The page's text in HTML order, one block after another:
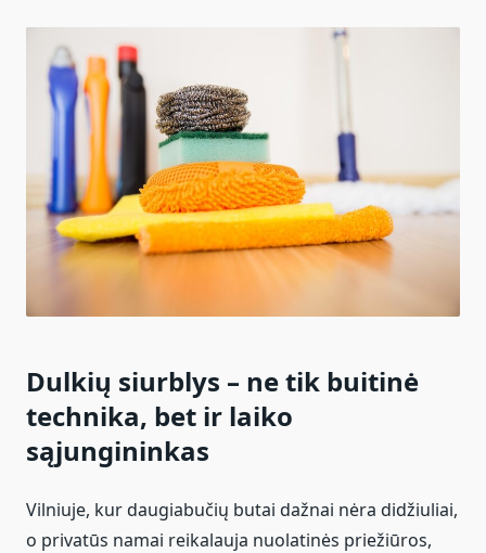
Dulkių siurblys – ne tik buitinė
technika, bet ir laiko
sąjungininkas
Vilniuje, kur daugiabučių butai dažnai nėra didžiuliai,
o privatūs namai reikalauja nuolatinės priežiūros,